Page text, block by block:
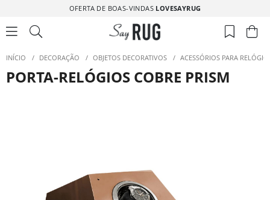
OFERTA DE BOAS-VINDAS LOVESAYRUG
INÍCIO / DECORAÇÃO / OBJETOS DECORATIVOS / ACESSÓRIOS PARA
PORTA-RELÓGIOS COBRE PRISM